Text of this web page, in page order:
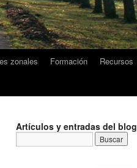
zonales Formación Recursos
Artículos y entradas del blog